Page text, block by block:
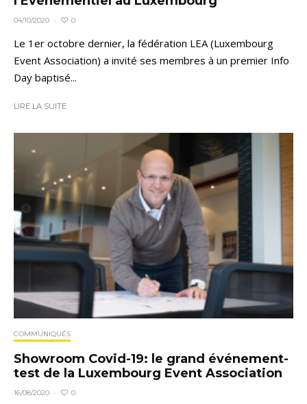
04/10/2020 · 0
Le 1er octobre dernier, la fédération LEA (Luxembourg
Event Association) a invité ses membres à un premier Info
Day baptisé...
LIRE LA SUITE
COMMUNIQUÉS
Showroom Covid-19: le grand événement-
test de la Luxembourg Event Association
16/08/2020 · 0